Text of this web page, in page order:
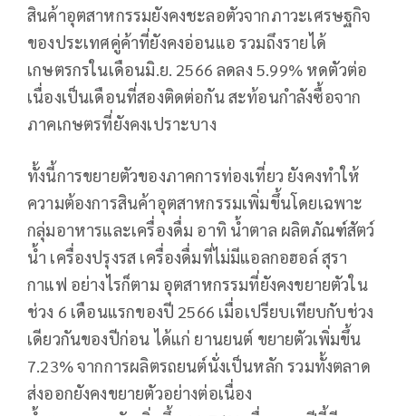
สินค้าอุตสาหกรรมยังคงชะลอตัวจากภาวะเศรษฐกิจ
ของประเทศคู่ค้าที่ยังคงอ่อนแอ รวมถึงรายได้
เกษตรกรในเดือนมิ.ย. 2566 ลดลง 5.99% หดตัวต่อ
เนื่องเป็นเดือนที่สองติดต่อกัน สะท้อนกำลังซื้อจาก
ภาคเกษตรที่ยังคงเปราะบาง
ทั้งนี้การขยายตัวของภาคการท่องเที่ยว ยังคงทำให้
ความต้องการสินค้าอุตสาหกรรมเพิ่มขึ้นโดยเฉพาะ
กลุ่มอาหารและเครื่องดื่ม อาทิ น้ำตาล ผลิตภัณฑ์สัตว์
น้ำ เครื่องปรุงรส เครื่องดื่มที่ไม่มีแอลกอฮอล์ สุรา
กาแฟ อย่างไรก็ตาม อุตสาหกรรมที่ยังคงขยายตัวใน
ช่วง 6 เดือนแรกของปี 2566 เมื่อเปรียบเทียบกับช่วง
เดียวกันของปีก่อน ได้แก่ ยานยนต์ ขยายตัวเพิ่มขึ้น
7.23% จากการผลิตรถยนต์นั่งเป็นหลัก รวมทั้งตลาด
ส่งออกยังคงขยายตัวอย่างต่อเนื่อง